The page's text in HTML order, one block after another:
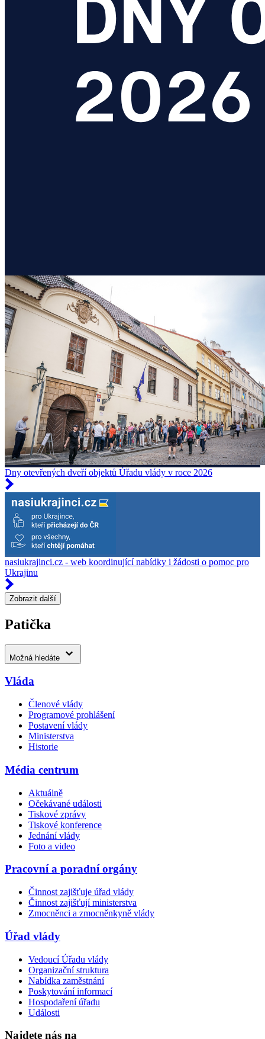
Dny otevřených dveří objektů Úřadu vlády v roce 2026
nasiukrajinci.cz - web koordinující nabídky i žádosti o pomoc pro
Ukrajinu
Zobrazit další
Patička
Možná hledáte
Vláda
Členové vlády
Programové prohlášení
Postavení vlády
Ministerstva
Historie
Média centrum
Aktuálně
Očekávané události
Tiskové zprávy
Tiskové konference
Jednání vlády
Foto a video
Pracovní a poradní orgány
Činnost zajišťuje úřad vlády
Činnost zajišťují ministerstva
Zmocněnci a zmocněnkyně vlády
Úřad vlády
Vedoucí Úřadu vlády
Organizační struktura
Nabídka zaměstnání
Poskytování informací
Hospodaření úřadu
Události
Najdete nás na